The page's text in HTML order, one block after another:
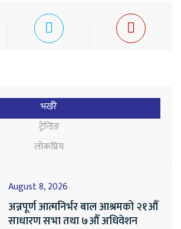
भर्खरै
ट्रेन्डिङ
लोकप्रिय
August 8, 2026
अन्नपूर्ण आत्मनिर्भर बाल आश्रमको २१औँ
साधारण सभा तथा ७औँ अधिवेशन